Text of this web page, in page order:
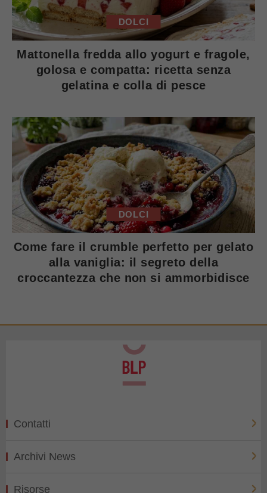
DOLCI
Mattonella fredda allo yogurt e fragole,
golosa e compatta: ricetta senza
gelatina e colla di pesce
DOLCI
Come fare il crumble perfetto per gelato
alla vaniglia: il segreto della
croccantezza che non si ammorbidisce
Contatti
Archivi News
Risorse